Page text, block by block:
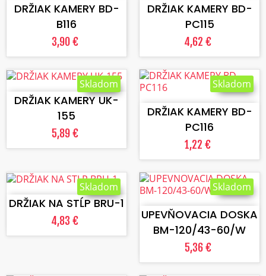
DRŽIAK KAMERY BD-
B116
3,90 €
DRŽIAK KAMERY BD-
PC115
4,62 €
VLOŽIŤ DO KOŠÍKA
DRŽIAK KAMERY UK-
155
5,89 €
Skladom VLOŽIŤ DO KOŠÍKA
DRŽIAK KAMERY BD-
PC116
1,22 €
Skladom
VLOŽIŤ DO KOŠÍKA
DRŽIAK NA STĹP BRU-1
4,83 €
Skladom VLOŽIŤ DO KOŠÍKA
UPEVŇOVACIA DOSKA
BM-120/43-60/W
5,36 €
Skladom